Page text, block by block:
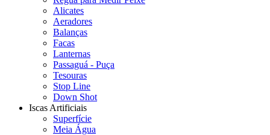
Alicates
Aeradores
Balanças
Facas
Lanternas
Passaguá - Puça
Tesouras
Stop Line
Down Shot
Iscas Artificiais
Superfície
Meia Água